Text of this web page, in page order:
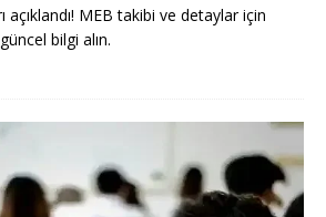
açıklandı! MEB takibi ve detaylar için
bilgi alın.